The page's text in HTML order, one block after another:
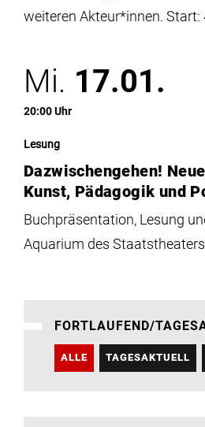
weiteren Akteur*innen. Start:
Mi. 17.01.
20:00 Uhr
Lesung
Dazwischengehen!
Kunst, Pädagogik und
Buchpräsentation, Lesung
Aquarium des
FORTLAUFEND/
ALLE TAGESAKTUELL